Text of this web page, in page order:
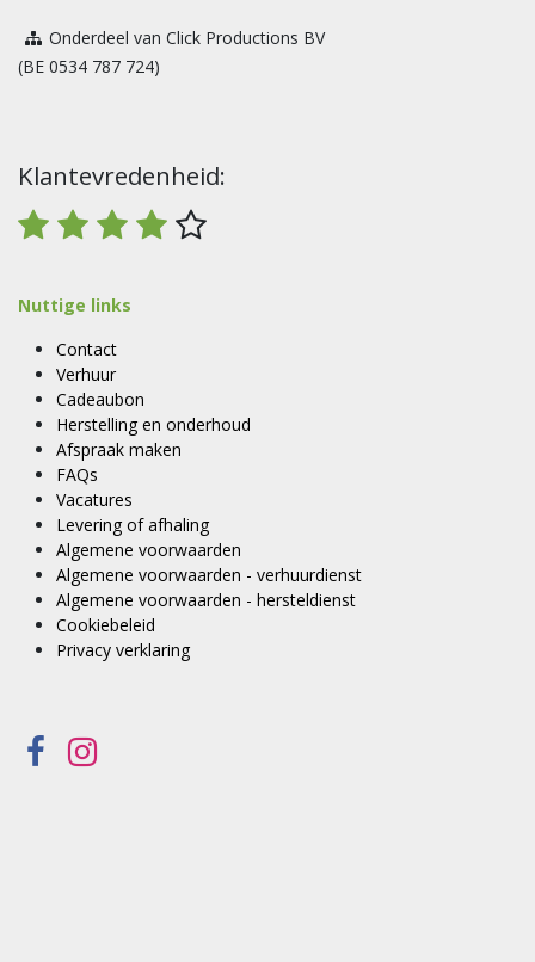
Onderdeel van Click Productions BV
(BE 0534 787 724)
Klantevredenheid:
Nuttige links
Contact
Verhuur
Cadeaubon
Herstelling en onderhoud
Afspraak maken
FAQs
Vacatures
Levering of afhaling
Algemene voorwaarden
Algemene voorwaarden - verhuurdienst
Algemene voorwaarden - hersteldienst
Cookiebeleid
Privacy verklaring